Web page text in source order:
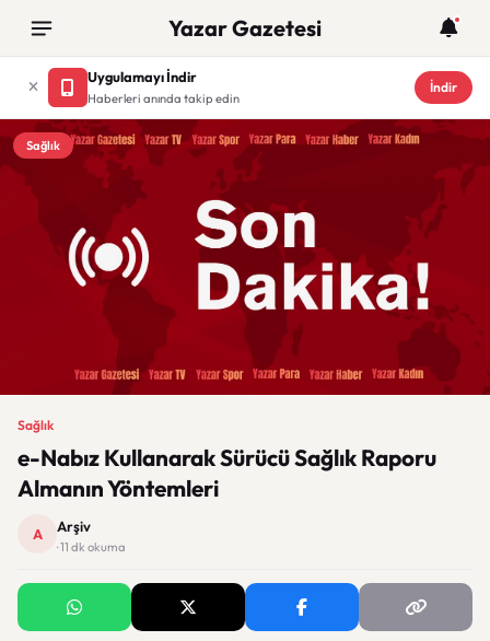
Yazar Gazetesi
Uygulamayı İndir
Haberleri anında takip edin
İndir
Sağlık
Sağlık
e-Nabız Kullanarak Sürücü Sağlık Raporu
Almanın Yöntemleri
A Arşiv
· 11 dk okuma